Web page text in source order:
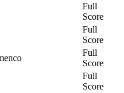
Full
Score
Full
Score
Full
Score
Full
Score